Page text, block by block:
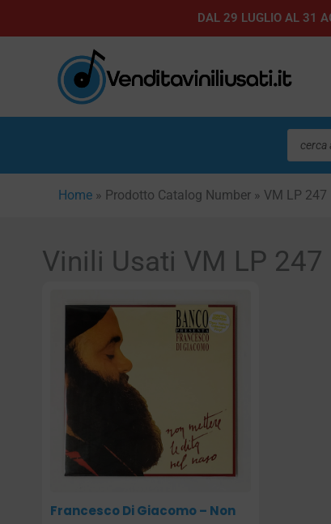
al
DAL 29 LUGLIO AL 31
Ricerca
prodotti
Home » Prodotto Catalog Number » VM LP 247
Vinili Usati VM LP 247
Francesco Di Giacomo – Non